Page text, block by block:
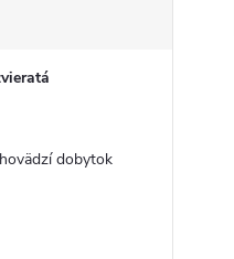
dobytok